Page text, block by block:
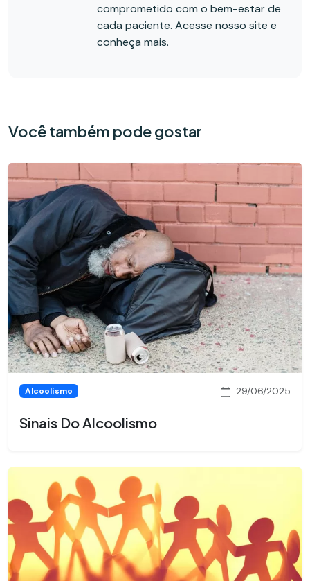
comprometido com o bem-estar de
cada paciente. Acesse nosso site e
conheça mais.
Você também pode gostar
Alcoolismo 29/06/2025
Sinais Do Alcoolismo